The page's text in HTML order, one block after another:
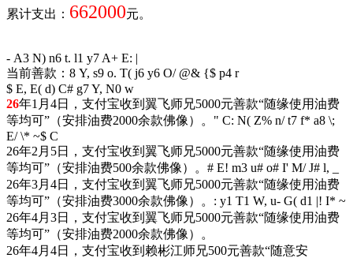
累计支出： 662000元。
- A3 N) n6 t. l1 y7 A+ E: |
当前善款： 8 Y, s9 o. T( j6 y6 O/ @& {$ p4 r
$ E, E( d) C# g7 Y, N0 w
26年1月4日，支付宝收到翼飞师兄5000元善款“随缘使用油费
等均可”（安排油费2000余款佛像）。 " C: N( Z% n/ t7 f* a8 \;
E/ \* ~$ C
26年2月5日，支付宝收到翼飞师兄5000元善款“随缘使用油费
等均可”（安排油费500余款佛像）。 # E! m3 u# o# I' M/ J# l, _
26年3月4日，支付宝收到翼飞师兄5000元善款“随缘使用油费
等均可”（安排油费3000余款佛像）。 : y1 T1 W, u- G( d1 |! I* ~
26年4月3日，支付宝收到翼飞师兄5000元善款“随缘使用油费
等均可”（安排油费2000余款佛像）。
26年4月4日，支付宝收到赖彬江师兄500元善款“随意安